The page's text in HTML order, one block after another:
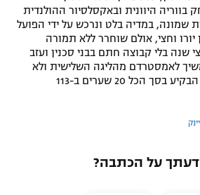
בווריה היוונית ובאקסלסיור ההולנדית
שמונה, במדיה בלט ונרכש על ידי הפועל
וחצי, אולם שוחרר ללא תמורה
כעבור חצי שנה בלי קבוצה חתם בבני סכנין ועזב
לאמסטרדם מהליגה השלישית ולא
שיחק יותר. בליגת העל הבקיע בסך הכל 20 שערים ב-113
על הכתבה?